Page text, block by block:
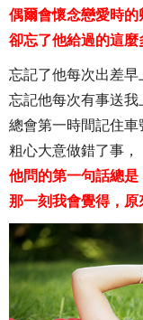
偶爾會懷念戀愛時的
卻忘了他給過的這麼
忘記了他每次出差早
忘記他每次有事送我
總會第一時間記住車
粗心大意做錯了事，
他問的第一句話總
那一刻我會覺得，原